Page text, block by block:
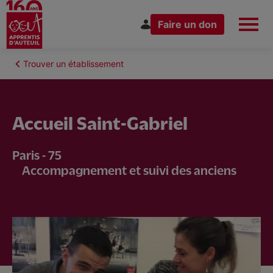
principal
Nous connaître
Nous rejoindre
Faire un don
Fil Trouver un établissement
Accueil Saint-Gabriel
Paris - 75
Accompagnement et suivi des anciens